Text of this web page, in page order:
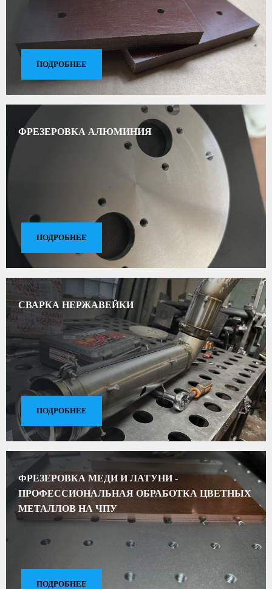
ПОДРОБНЕЕ
ФРЕЗЕРОВКА АЛЮМИНИЯ
ПОДРОБНЕЕ
СВАРКА НЕРЖАВЕЙКИ
ПОДРОБНЕЕ
ФРЕЗЕРОВКА МЕДИ И ЛАТУНИ -
ПРОФЕССИОНАЛЬНАЯ ОБРАБОТКА ЦВЕТНЫХ
МЕТАЛЛОВ НА ЧПУ
ПОДРОБНЕЕ